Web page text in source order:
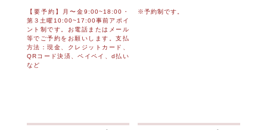
【要予約】月〜金9:00~18:00・
第３土曜10:00~17:00事前アポイ
ント制です。お電話またはメール
等でご予約をお願いします。支払
方法：現金、クレジットカード、
QRコード決済、ペイペイ、d払い
など
※予約制です。